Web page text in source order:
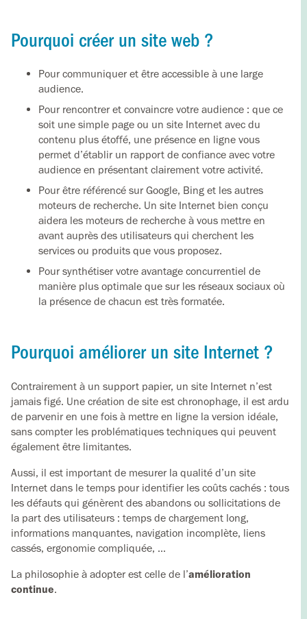
Pourquoi créer un site web ?
Pour communiquer et être accessible à une large
audience.
Pour rencontrer et convaincre votre audience : que ce
soit une simple page ou un site Internet avec du
contenu plus étoffé, une présence en ligne vous
permet d’établir un rapport de confiance avec votre
audience en présentant clairement votre activité.
Pour être référencé sur Google, Bing et les autres
moteurs de recherche. Un site Internet bien conçu
aidera les moteurs de recherche à vous mettre en
avant auprès des utilisateurs qui cherchent les
services ou produits que vous proposez.
Pour synthétiser votre avantage concurrentiel de
manière plus optimale que sur les réseaux sociaux où
la présence de chacun est très formatée.
Pourquoi améliorer un site Internet ?
Contrairement à un support papier, un site Internet n’est
jamais figé. Une création de site est chronophage, il est ardu
de parvenir en une fois à mettre en ligne la version idéale,
sans compter les problématiques techniques qui peuvent
également être limitantes.
Aussi, il est important de mesurer la qualité d’un site
Internet dans le temps pour identifier les coûts cachés : tous
les défauts qui génèrent des abandons ou sollicitations de
la part des utilisateurs : temps de chargement long,
informations manquantes, navigation incomplète, liens
cassés, ergonomie compliquée, …
La philosophie à adopter est celle de l’amélioration
continue.